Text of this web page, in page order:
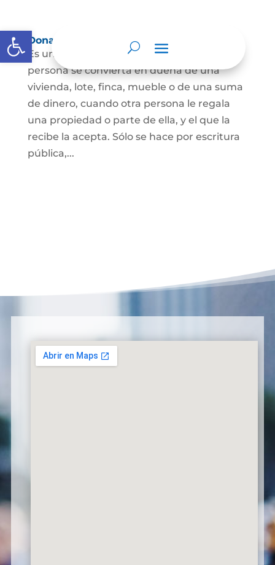
Abrir barra de herramientas
Donación
Es uno de los contratos cuyo fin es que una
persona se convierta en dueña de una
vivienda, lote, finca, mueble o de una suma
de dinero, cuando otra persona le regala
una propiedad o parte de ella, y el que la
recibe la acepta. Sólo se hace por escritura
pública,...